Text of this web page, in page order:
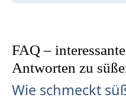
FAQ –
Antworten zu
Wie schmeckt